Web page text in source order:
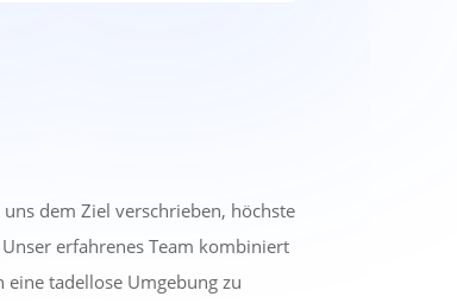
dem Ziel verschrieben, höchste
erfahrenes Team kombiniert
tadellose Umgebung zu